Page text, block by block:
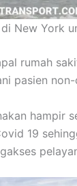
New York
rumah
pasien
hampir
19